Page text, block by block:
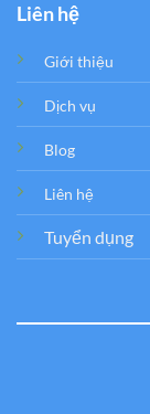
Liên hệ
Giới thiệu
Dịch vụ
Blog
Liên hệ
Tuyển dụng